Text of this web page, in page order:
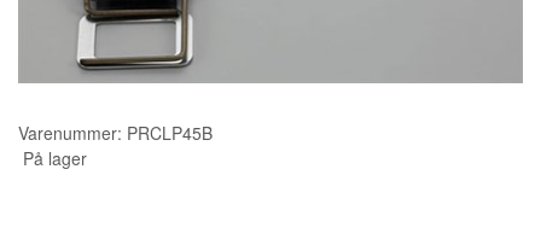
KURSER
SCANNCUT
Varenummer: PRCLP45B
På lager